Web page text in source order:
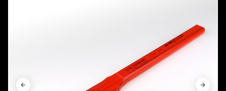
 
 
 